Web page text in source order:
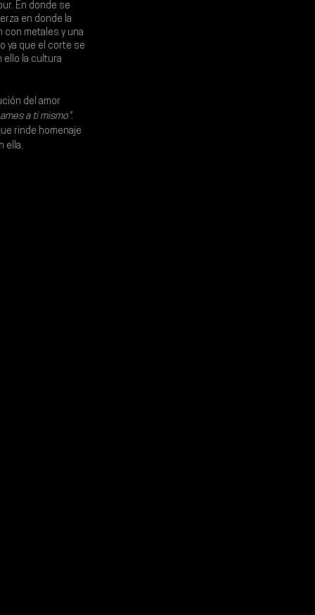
En donde se
en donde la
con metales y una
ya que el corte se
ello la cultura
del amor
a ti mismo".
rinde homenaje
ella.